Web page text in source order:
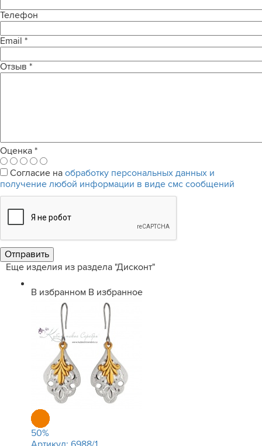
Телефон
Email *
Отзыв *
Оценка *
Согласие на обработку персональных данных и
получение любой информации в виде смс сообщений
Еще изделия из раздела "Дисконт"
В избранном В избранное
50%